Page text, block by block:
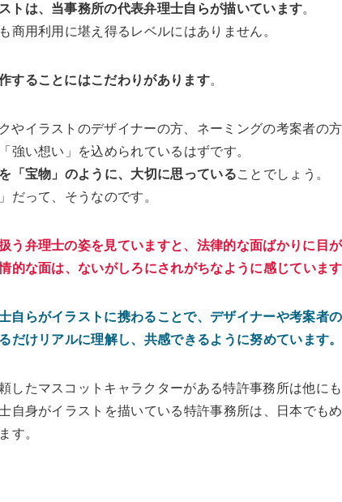
トは、当事務所の代表弁理士自らが描いています。
商用利用に堪え得るレベルにはありません。
することにはこだわりがあります。
やイラストのデザイナーの方、ネーミングの考案者の方
強い想い」を込められているはずです。
「宝物」のように、大切に思っていることでしょう。
だって、そうなのです。
う弁理士の姿を見ていますと、法律的な面ばかりに目が
的な面は、ないがしろにされがちなように感じています
自らがイラストに携わることで、デザイナーや考案者
だけリアルに理解し、共感できるように努めています。
したマスコットキャラクターがある特許事務所は他に
自身がイラストを描いている特許事務所は、日本でも
す。